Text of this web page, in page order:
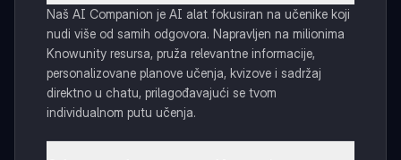
Naš AI Companion je AI alat fokusiran na učenike koji
nudi više od samih odgovora. Napravljen na milionima
Knowunity resursa, pruža relevantne informacije,
personalizovane planove učenja, kvizove i sadržaj
direktno u chatu, prilagođavajući se tvom
individualnom putu učenja.